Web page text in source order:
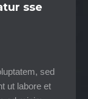
sse
sed
ut labore et